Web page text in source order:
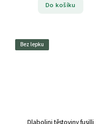
Do košíku
Bez lepku